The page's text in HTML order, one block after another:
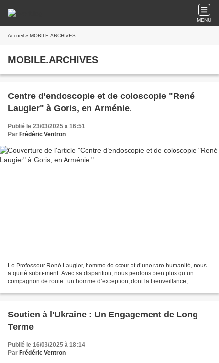
MENU
Accueil » MOBILE.ARCHIVES
MOBILE.ARCHIVES
Centre d’endoscopie et de coloscopie "René
Laugier" à Goris, en Arménie.
Publié le 23/03/2025 à 16:51
Par Frédéric Ventron
Le Professeur René Laugier, homme de cœur et d’une rare humanité, nous
a quitté subitement. Avec sa disparition, nous perdons bien plus qu’un
compagnon de route : un homme d’exception, dont la bienveillance,
Soutien à l'Ukraine : Un Engagement de Long
Terme
Publié le 16/03/2025 à 18:14
Par Frédéric Ventron